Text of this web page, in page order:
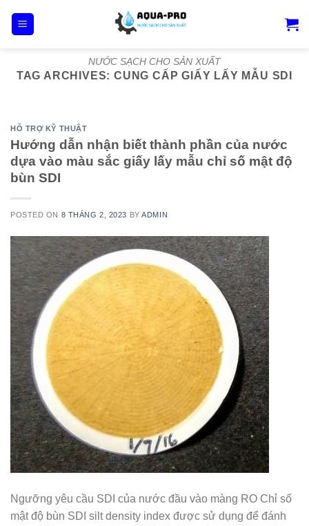
NƯỚC SẠCH CHO SẢN XUẤT
TAG ARCHIVES:CUNG CẤP GIẤY LẤY MẪU SDI
HỖ TRỢ KỸ THUẬT
Hướng dẫn nhận biết thành phần của nước
dựa vào màu sắc giấy lấy mẫu chỉ số mật độ
bùn SDI
POSTED ON 8 THÁNG 2, 2023 BYADMIN
Ngưỡng yêu cầu SDI của nước đầu vào màng RO Chỉ số
mật độ bùn SDI silt density index được sử dụng để đánh